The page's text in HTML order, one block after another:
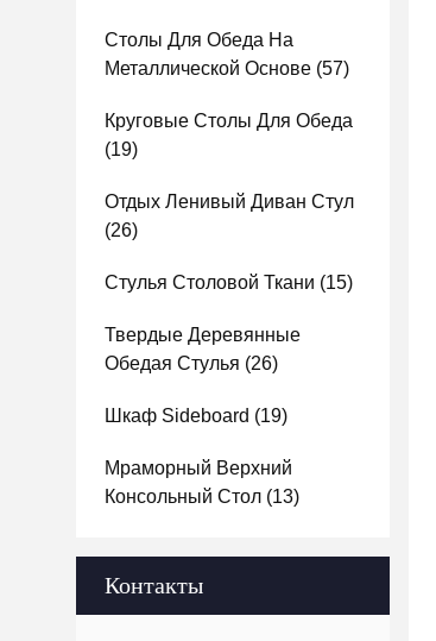
Столы Для Обеда На
Металлической Основе (57)
Круговые Столы Для Обеда
(19)
Отдых Ленивый Диван Стул
(26)
Стулья Столовой Ткани (15)
Твердые Деревянные
Обедая Стулья (26)
Шкаф Sideboard (19)
Мраморный Верхний
Консольный Стол (13)
Контакты